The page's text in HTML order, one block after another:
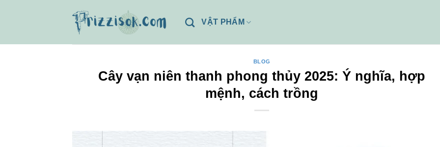
dung
VẬT PHẨM
BLOG
Cây vạn niên thanh phong thủy 2025: Ý nghĩa, hợp
mệnh, cách trồng